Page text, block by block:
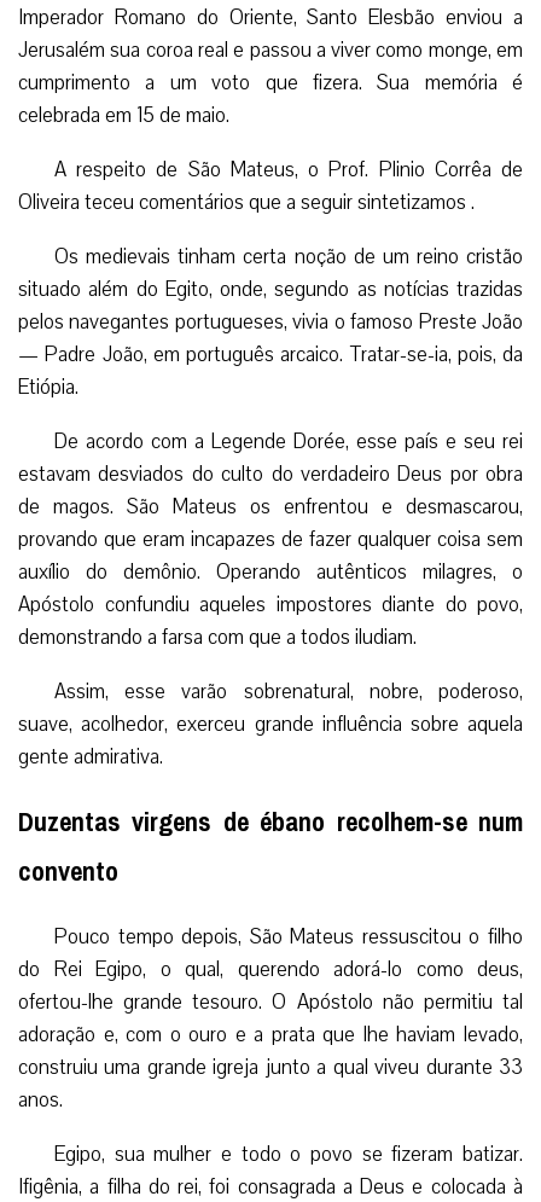
Imperador Romano do Oriente, Santo Elesbão enviou a
Jerusalém sua coroa real e passou a viver como monge, em
cumprimento a um voto que fizera. Sua memória é
celebrada em 15 de maio.
A respeito de São Mateus, o Prof. Plinio Corrêa de
Oliveira teceu comentários que a seguir sintetizamos .
Os medievais tinham certa noção de um reino cristão
situado além do Egito, onde, segundo as notícias trazidas
pelos navegantes portugueses, vivia o famoso Preste João
— Padre João, em português arcaico. Tratar-se-ia, pois, da
Etiópia.
De acordo com a Legende Dorée, esse país e seu rei
estavam desviados do culto do verdadeiro Deus por obra
de magos. São Mateus os enfrentou e desmascarou,
provando que eram incapazes de fazer qualquer coisa sem
auxílio do demônio. Operando autênticos milagres, o
Apóstolo confundiu aqueles impostores diante do povo,
demonstrando a farsa com que a todos iludiam.
Assim, esse varão sobrenatural, nobre, poderoso,
suave, acolhedor, exerceu grande influência sobre aquela
gente admirativa.
Duzentas virgens de ébano recolhem-se num
convento
Pouco tempo depois, São Mateus ressuscitou o filho
do Rei Egipo, o qual, querendo adorá-lo como deus,
ofertou-lhe grande tesouro. O Apóstolo não permitiu tal
adoração e, com o ouro e a prata que lhe haviam levado,
construiu uma grande igreja junto a qual viveu durante 33
anos.
Egipo, sua mulher e todo o povo se fizeram batizar.
Ifigênia, a filha do rei, foi consagrada a Deus e colocada à